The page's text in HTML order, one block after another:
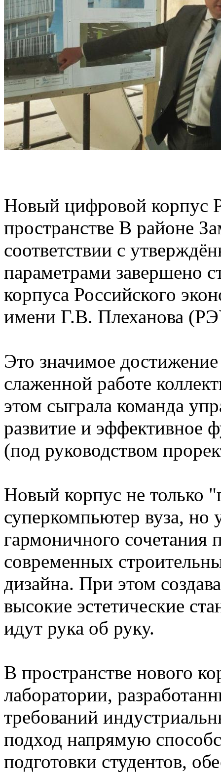
Новый цифровой корпус
пространстве В районе
соответствии с
параметрами завершено
корпуса Российского
имени Г.В. Плеханова
Это значимое
слаженной работе
этом сыграла команда
развитие и эффективное
(под руководством
Новый корпус не только
суперкомпьютер вуза, но
гармоничного сочетания
современных
дизайна. При этом
высокие эстетические
идут рука об руку.
В пространстве нового
лаборатории,
требований
подход напрямую
подготовки студентов,